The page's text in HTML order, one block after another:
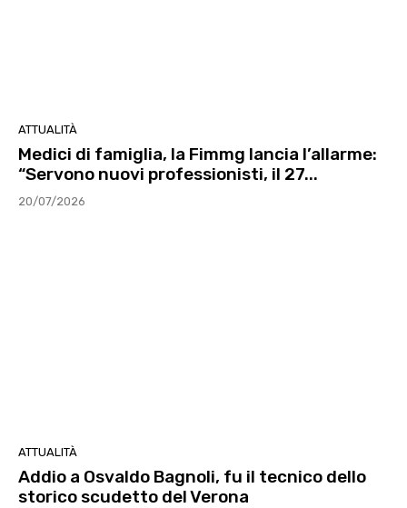
ATTUALITÀ
Medici di famiglia, la Fimmg lancia l’allarme:
“Servono nuovi professionisti, il 27...
20/07/2026
ATTUALITÀ
Addio a Osvaldo Bagnoli, fu il tecnico dello
storico scudetto del Verona